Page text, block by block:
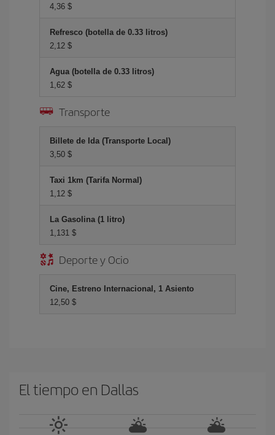
4,36 $
Refresco (botella de 0.33 litros)
2,12 $
Agua (botella de 0.33 litros)
1,62 $
Transporte
Billete de Ida (Transporte Local)
3,50 $
Taxi 1km (Tarifa Normal)
1,12 $
La Gasolina (1 litro)
1,131 $
Deporte y Ocio
Cine, Estreno Internacional, 1 Asiento
12,50 $
El tiempo en Dallas